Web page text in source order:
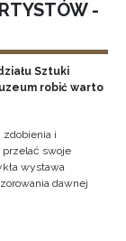
-
Sztuki
robić warto
i
przelać swoje
wystawa
dawnej